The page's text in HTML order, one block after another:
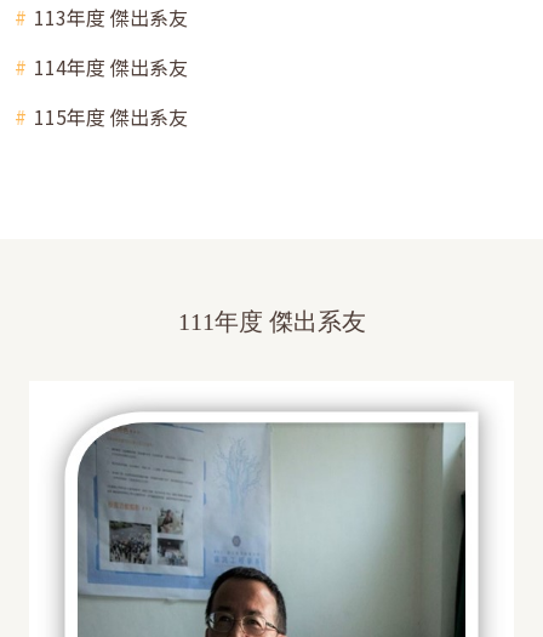
113年度 傑出系友
114年度 傑出系友
115年度 傑出系友
111年度 傑出系友